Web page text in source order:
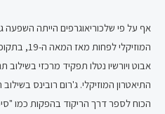
אף על פי שלכוריאוגרפים הייתה השפעה
המוזיקלי
אבוט ויורשיו נטלו תפקיד מרכזי
התיאטרון המוזיקלי. ג'רום רובינס
הכוח לספר דרך הריקוד בהפקות כמו